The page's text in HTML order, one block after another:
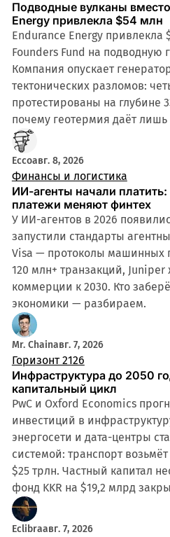
Подводные вулканы
Energy привлекла $54 млн
Endurance Energy привлекла
Founders Fund на подводную
Компания опускает
тектонических разломов:
протестированы на глубине
почему геотермия даёт
Eccoавг. 8, 2026
Финансы и логистика
ИИ-агенты начали
платежи меняют финтех
У ИИ-агентов в 2026
запустили стандарты
Visa — протоколы машинных
120 млн+ транзакций, Juniper
коммерции к 2030. Кто
экономики — разбираем.
Mr. Chainавг. 7, 2026
Горизонт 2126
Инфраструктура до 2050
капитальный цикл
PwC и Oxford Economics
инвестиций в
энергосети и дата-центры
системой: транспорт
$25 трлн. Частный капитал
фонд KKR на $19,2 млрд
Eclibraавг. 7, 2026